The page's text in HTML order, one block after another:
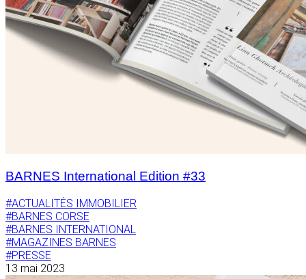
BARNES International Edition #33
#ACTUALITÉS IMMOBILIER
#BARNES CORSE
#BARNES INTERNATIONAL
#MAGAZINES BARNES
#PRESSE
13 mai 2023